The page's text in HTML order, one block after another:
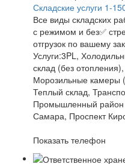
Складские услуги 1-
Все виды складских
с режимом и без✅
отгрузок по вашему
Услуги:3PL,
склад (без
Морозильные камеры
Теплый склад,
Промышленный район
Самара, Проспект
Показать телефон